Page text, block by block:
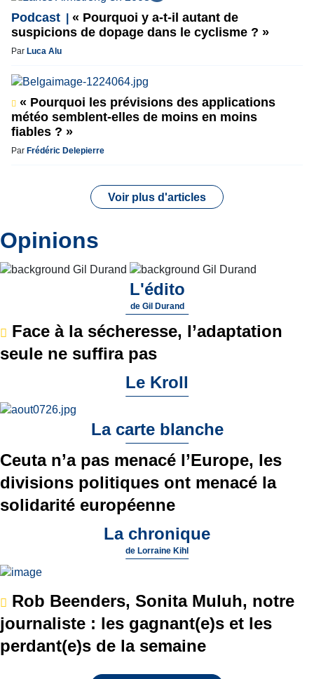
Podcast
« Pourquoi y a-t-il autant de
suspicions de dopage dans le cyclisme ? »
Par Luca Alu
« Pourquoi les prévisions des applications
météo semblent-elles de moins en moins
fiables ? »
Par Frédéric Delepierre
Voir plus d'articles
Opinions
L'édito
de Gil Durand
Face à la sécheresse, l’adaptation
seule ne suffira pas
Le Kroll
La carte blanche
Ceuta n’a pas menacé l’Europe, les
divisions politiques ont menacé la
solidarité européenne
La chronique
de Lorraine Kihl
Rob Beenders, Sonita Muluh, notre
journaliste : les gagnant(e)s et les
perdant(e)s de la semaine